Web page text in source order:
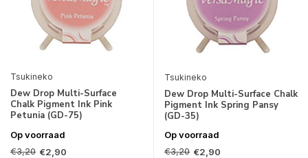
Tsukineko
Dew Drop Multi-Surface
Chalk Pigment Ink Pink
Petunia (GD-75)
Op voorraad
€3,20 €2,90
Tsukineko
Dew Drop Multi-Surface Chalk
Pigment Ink Spring Pansy
(GD-35)
Op voorraad
€3,20 €2,90